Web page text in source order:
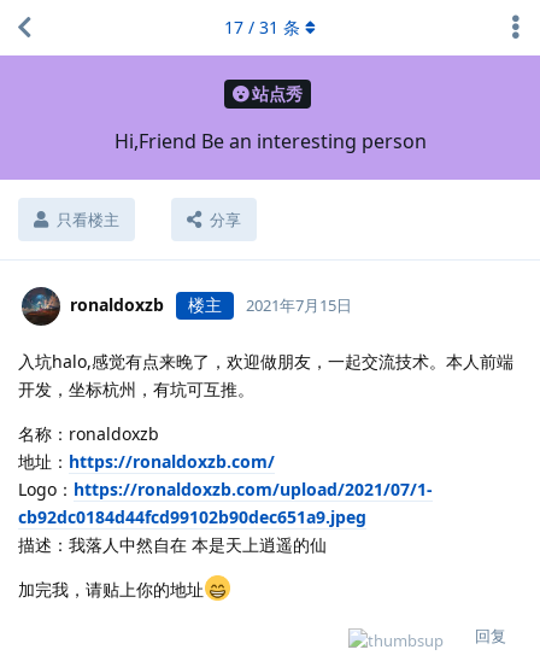
站点秀
Hi,Friend Be an interesting person
只看楼主 分享
17 / 31 条
ronaldoxzb 楼主 2021年7月15日
入坑halo,感觉有点来晚了，欢迎做朋友，一起交流技术。本人前端
开发，坐标杭州，有坑可互推。
名称：ronaldoxzb
地址： https://ronaldoxzb.com/
Logo： https://ronaldoxzb.com/upload/2021/07/1-
cb92dc0184d44fcd99102b90dec651a9.jpeg
描述：我落人中然自在 本是天上逍遥的仙
加完我，请贴上你的地址
回复